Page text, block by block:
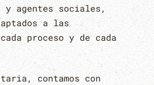
agentes sociales,
a las
proceso y de cada
contamos con